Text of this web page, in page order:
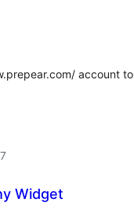
account to
Widget